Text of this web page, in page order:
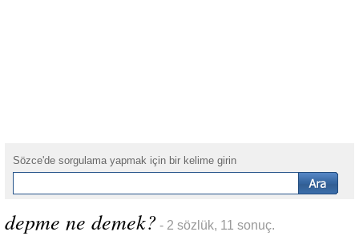
Sözce'de sorgulama yapmak için bir kelime girin
depme ne demek? - 2 sözlük, 11 sonuç.